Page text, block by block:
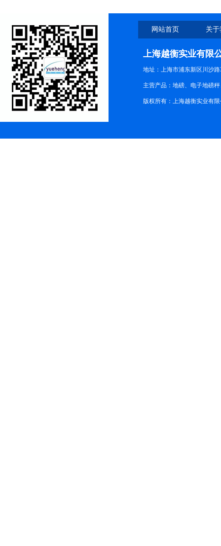
网站首页 关
上海越衡实业有限
地址：上海市浦东新区川沙路
主营产品：地磅、电子地磅
版权所有：上海越衡实业有